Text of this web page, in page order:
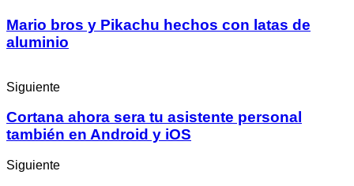
Mario bros y Pikachu hechos con latas de
aluminio
Siguiente
Cortana ahora sera tu asistente personal
también en Android y iOS
Siguiente